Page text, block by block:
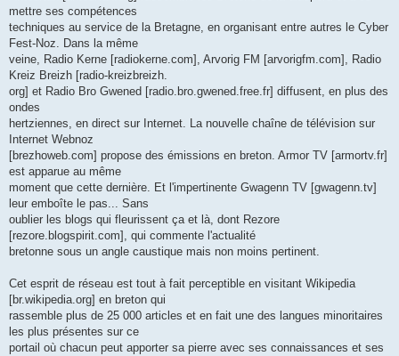
mettre ses compétences
techniques au service de la Bretagne, en organisant entre autres le Cyber
Fest-Noz. Dans la même
veine, Radio Kerne [radiokerne.com], Arvorig FM [arvorigfm.com], Radio
Kreiz Breizh [radio-kreizbreizh.
org] et Radio Bro Gwened [radio.bro.gwened.free.fr] diffusent, en plus des
ondes
hertziennes, en direct sur Internet. La nouvelle chaîne de télévision sur
Internet Webnoz
[brezhoweb.com] propose des émissions en breton. Armor TV [armortv.fr]
est apparue au même
moment que cette dernière. Et l'impertinente Gwagenn TV [gwagenn.tv]
leur emboîte le pas... Sans
oublier les blogs qui fleurissent ça et là, dont Rezore
[rezore.blogspirit.com], qui commente l'actualité
bretonne sous un angle caustique mais non moins pertinent.
Cet esprit de réseau est tout à fait perceptible en visitant Wikipedia
[br.wikipedia.org] en breton qui
rassemble plus de 25 000 articles et en fait une des langues minoritaires
les plus présentes sur ce
portail où chacun peut apporter sa pierre avec ses connaissances et ses